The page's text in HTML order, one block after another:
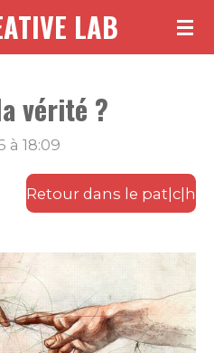
LAB
vérité ?
à 18:09
Retour dans le pat|c|h